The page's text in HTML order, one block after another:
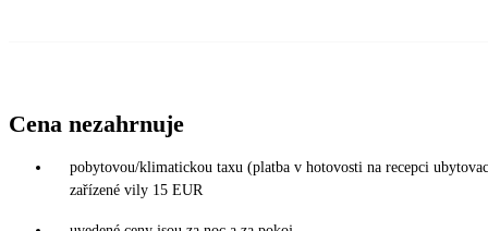
Cena nezahrnuje
pobytovou/klimatickou taxu (platba v hotovosti na recepci
zařízené vily 15 EUR